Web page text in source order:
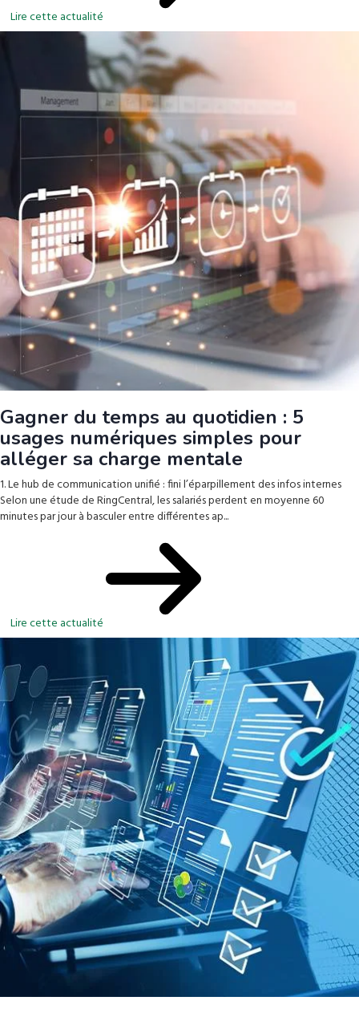
Lire cette actualité
Gagner du temps au quotidien : 5
usages numériques simples pour
alléger sa charge mentale
1. Le hub de communication unifié : fini l’éparpillement des infos internes
Selon une étude de RingCentral, les salariés perdent en moyenne 60
minutes par jour à basculer entre différentes ap...
Lire cette actualité